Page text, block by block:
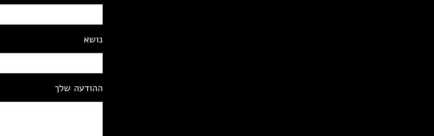
נושא
ההודעה שלך